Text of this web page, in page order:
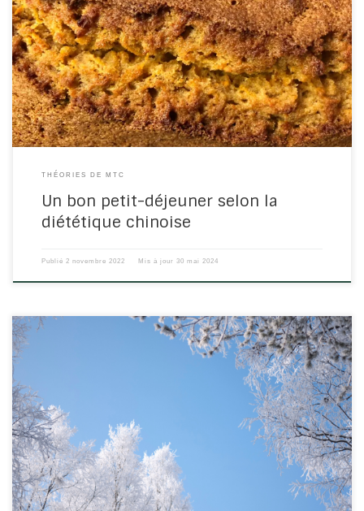
Commencer sa journée par un repas adapté est primordial ! C’est
le moment de donner l’information à son corps de bien
fonctionner pour toute la journée
Les besoins du corps le matin
C’est dans la matinée, jusqu’à midi que les organes de la
digestion sont au maximum de leurs […]
THÉORIES DE MTC
Un bon petit-déjeuner selon la
diététique chinoise
Publié 2 novembre 2022 Mis à jour 30 mai 2024
Winter is coming !
(oui, oui dès le 8 novembre). C’est la saison
où l’énergie rentre en profondeur (comme la sève dans les
racines). Que dit la Médecine Chinoise sur cette saison ? Saison
de l’introspection par excellence voici ce que nous dit la
médecine chinoise : C’est le […]